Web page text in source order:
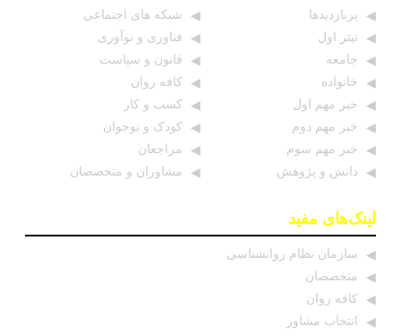
پربازدیدها
تیتر اول
جامعه
خانواده
خبر مهم اول
خبر مهم دوم
خبر مهم سوم
دانش و پژوهش
شبکه های اجتماعی
فناوری و نوآوری
قانون و سیاست
کافه روان
کسب و کار
کودک و نوجوان
مراجعان
مشاوران و متخصصان
لینک‌های مفید
سازمان نظام روانشناسی
متخصصان
کافه روان
انتخاب مشاور